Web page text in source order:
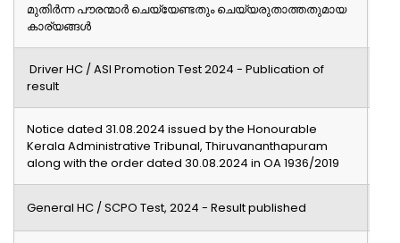
മുതിർന്ന പൗരന്മാർ ചെയ്യേണ്ടതും ചെയ്യരുതാത്തതുമായ
കാര്യങ്ങൾ
Driver HC / ASI Promotion Test 2024 - Publication of
result
Notice dated 31.08.2024 issued by the Honourable
Kerala Administrative Tribunal, Thiruvananthapuram
along with the order dated 30.08.2024 in OA 1936/2019
General HC / SCPO Test, 2024 - Result published